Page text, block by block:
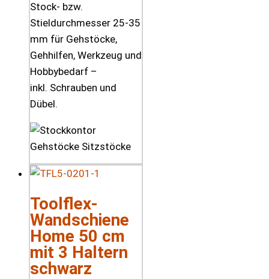
Stock- bzw.
Stieldurchmesser 25-35
mm für Gehstöcke,
Gehhilfen, Werkzeug und
Hobbybedarf –
inkl. Schrauben und
Dübel.
Toolflex-
Wandschiene
Home 50 cm
mit 3 Haltern
schwarz